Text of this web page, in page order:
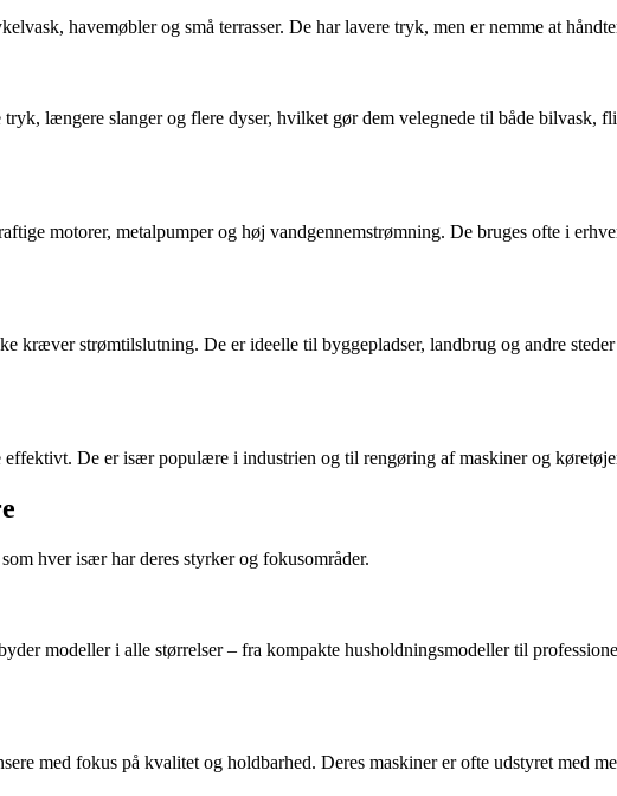
havemøbler og små terrasser. De har lavere tryk, men er nemme at
længere slanger og flere dyser, hvilket gør dem velegnede til både bilvask,
motorer, metalpumper og høj vandgennemstrømning. De bruges ofte i
kræver strømtilslutning. De er ideelle til byggepladser, landbrug og andre
effektivt. De er især populære i industrien og til rengøring af maskiner og
hver især har deres styrker og fokusområder.
modeller i alle størrelser – fra kompakte husholdningsmodeller til
med fokus på kvalitet og holdbarhed. Deres maskiner er ofte udstyret med